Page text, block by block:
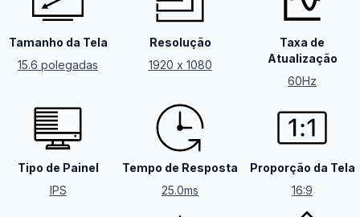
Tamanho da Tela
15.6 polegadas
Resolução
1920 x 1080
Taxa de
Atualização
60Hz
Tipo de Painel
IPS
Tempo de Resposta
25.0ms
Proporção da Tela
16:9